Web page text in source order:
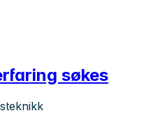
søkes